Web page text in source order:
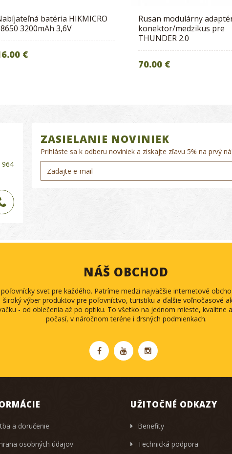
batéria HIKMICRO
3200mAh 3,6V
€
Rusan modulárny
konektor/medzikus pre
THUNDER 2.0
70.00 €
964
ZASIELANIE NOVINIEK
Prihláste sa k odberu noviniek a získajte zľavu 5% na prvý
NÁŠ OBCHOD
svet pre každého. Patríme medzi najväčšie internetové
široký výber produktov pre poľovníctvo, turistiku a ďalšie voľnočasové
- od oblečenia až po optiku. To všetko na jednom mieste,
počasí, v náročnom teréne i drsných podmienkach.
a doručenie
osobných údajov
UŽITOČNÉ ODKAZY
Benefity
Technická podpora